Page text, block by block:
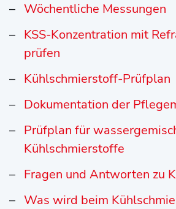
Wöchentliche Messungen
KSS-Konzentration mit
prüfen
Kühlschmierstoff-Prüfplan
Dokumentation der
Prüfplan für
Kühlschmierstoffe
Fragen und Antworten zu
Was wird beim